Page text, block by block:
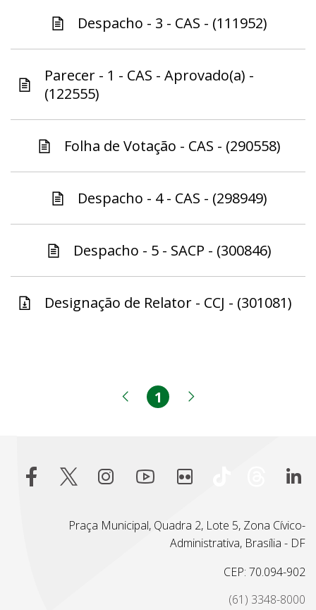
Despacho - 3 - CAS - (111952)
Parecer - 1 - CAS - Aprovado(a) -
(122555)
Folha de Votação - CAS - (290558)
Despacho - 4 - CAS - (298949)
Despacho - 5 - SACP - (300846)
Designação de Relator - CCJ - (301081)
Página anterior
Página
1
Praça Municipal, Quadra 2, Lote 5, Zona Cívico-
Administrativa, Brasília - DF
CEP: 70.094-902
(61) 3348-8000